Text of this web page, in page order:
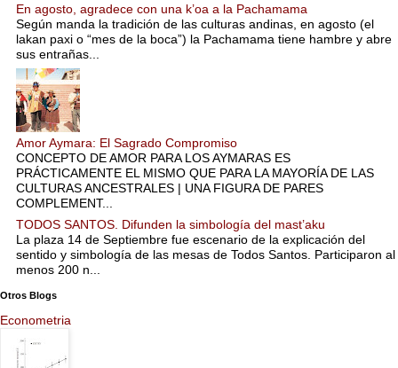
En agosto, agradece con una k’oa a la Pachamama
Según manda la tradición de las culturas andinas, en agosto (el
lakan paxi o “mes de la boca”) la Pachamama tiene hambre y abre
sus entrañas...
Amor Aymara: El Sagrado Compromiso
CONCEPTO DE AMOR PARA LOS AYMARAS ES
PRÁCTICAMENTE EL MISMO QUE PARA LA MAYORÍA DE LAS
CULTURAS ANCESTRALES | UNA FIGURA DE PARES
COMPLEMENT...
TODOS SANTOS. Difunden la simbología del mast’aku
La plaza 14 de Septiembre fue escenario de la explicación del
sentido y simbología de las mesas de Todos Santos. Participaron al
menos 200 n...
Otros Blogs
Econometria